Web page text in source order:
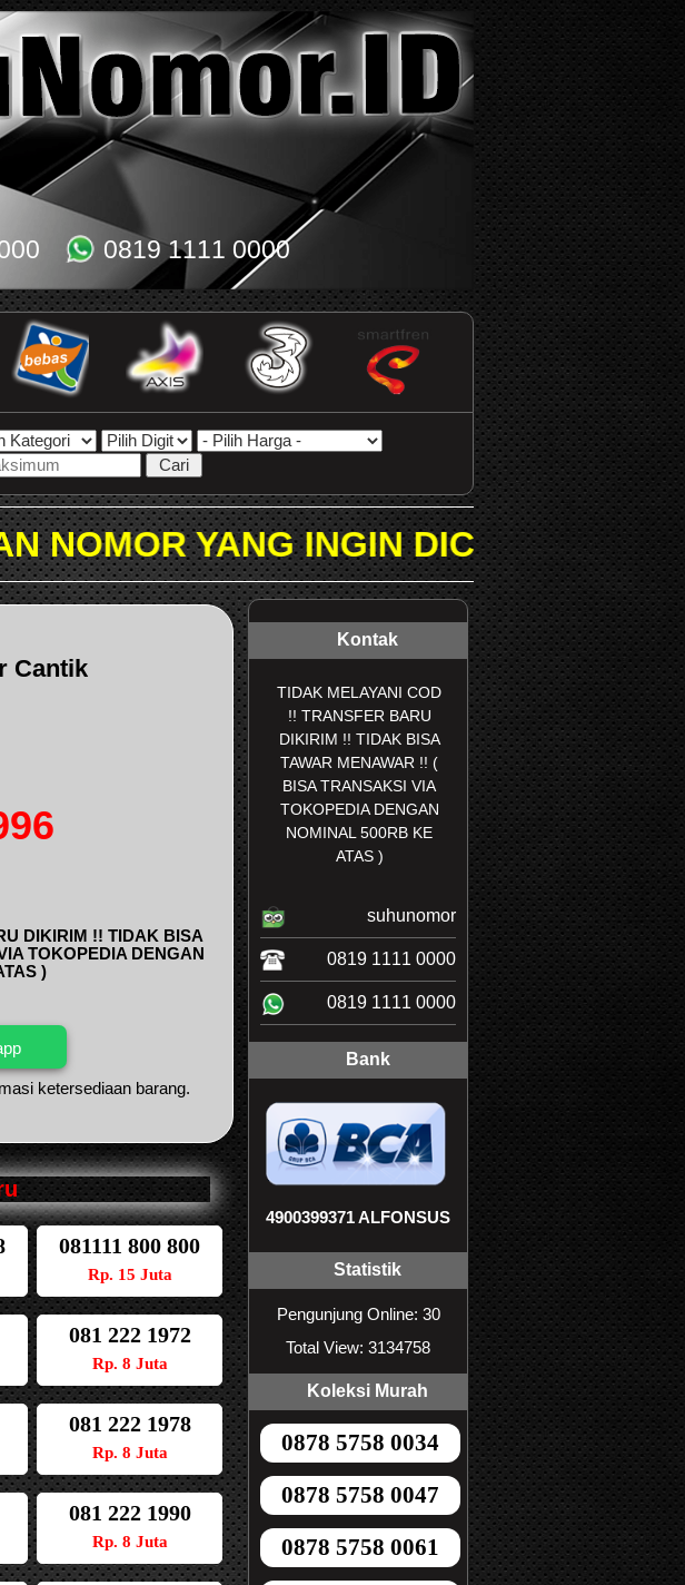
0819 1111 0000
INGIN DICARI PADA KOLOM
Cantik
DIKIRIM !! TIDAK BISA
TOKOPEDIA DENGAN
)
ketersediaan barang.
081111 800 800
Rp. 15 Juta
081 222 1972
Rp. 8 Juta
081 222 1978
Rp. 8 Juta
081 222 1990
Rp. 8 Juta
Kontak
TIDAK MELAYANI COD
!! TRANSFER BARU
DIKIRIM !! TIDAK BISA
TAWAR MENAWAR !! (
BISA TRANSAKSI VIA
TOKOPEDIA DENGAN
NOMINAL 500RB KE
ATAS )
suhunomor
0819 1111 0000
0819 1111 0000
Bank
4900399371 ALFONSUS
Statistik
Pengunjung Online: 30
Total View: 3134758
Koleksi Murah
0878 5758 0034
0878 5758 0047
0878 5758 0061